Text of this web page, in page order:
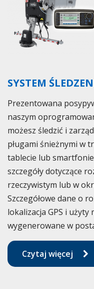
SYSTEM
Prezentowana
naszym
możesz śledzić i
pługami śnieżnymi w
tablecie lub
szczegóły dotyczące
rzeczywistym lub w
Szczegółowe dane o
lokalizacja GPS i użyty
wygenerowane w
Czytaj więcej